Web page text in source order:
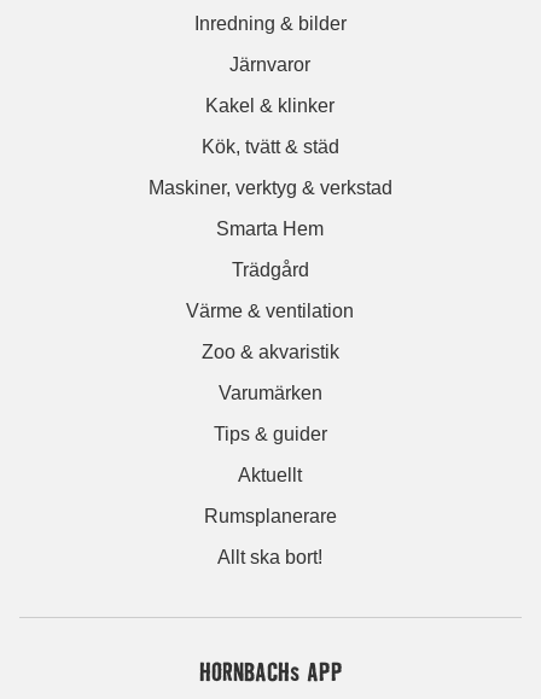
Inredning & bilder
Järnvaror
Kakel & klinker
Kök, tvätt & städ
Maskiner, verktyg & verkstad
Smarta Hem
Trädgård
Värme & ventilation
Zoo & akvaristik
Varumärken
Tips & guider
Aktuellt
Rumsplanerare
Allt ska bort!
HORNBACHs APP